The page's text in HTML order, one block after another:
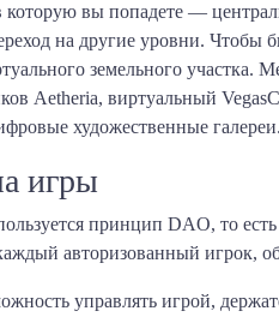
которую вы попадете —
на другие уровни. Чтобы
земельного участка.
Aetheria, виртуальный
художественные галереи.
игры
принцип DAO, то
каждый авторизованный игрок,
управлять игрой,